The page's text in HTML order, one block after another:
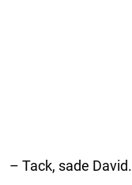
– Tack, sade David.